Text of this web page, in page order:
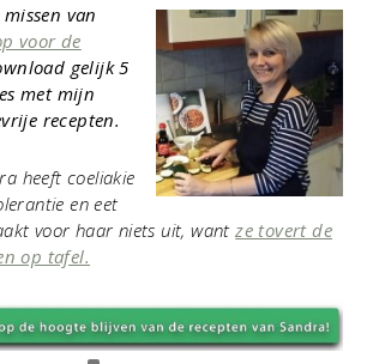
van
voor de
gelijk 5
met mijn
recepten.
heeft coeliakie
en eet
voor haar niets uit, wantze tovert de
op tafel.